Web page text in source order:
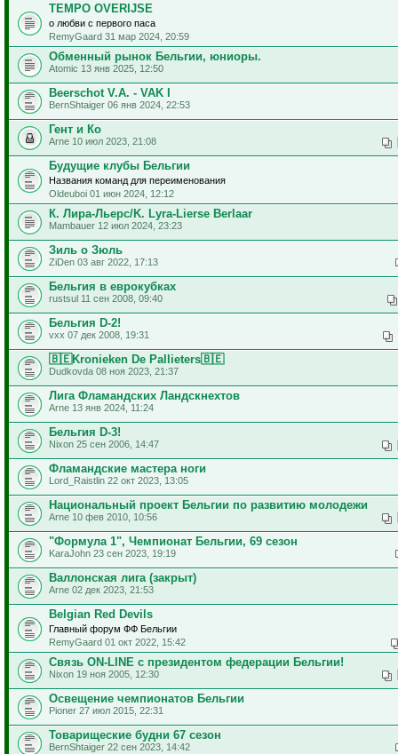
TEMPO OVERIJSE
о любви с первого паса
RemyGaard 31 мар 2024, 20:59
Обменный рынок Бельгии, юниоры.
Atomic 13 янв 2025, 12:50
Beerschot V.A. - VAK I
BernShtaiger 06 янв 2024, 22:53
Гент и Ко
Arne 10 июл 2023, 21:08
Будущие клубы Бельгии
Названия команд для переименования
Oldeuboi 01 июн 2024, 12:12
К. Лира-Льерс/K. Lyra-Lierse Berlaar
Mambauer 12 июл 2024, 23:23
Зиль о Зюль
ZiDen 03 авг 2022, 17:13
Бельгия в еврокубках
rustsul 11 сен 2008, 09:40
Бельгия D-2!
vxx 07 дек 2008, 19:31
🇧🇪Kronieken De Pallieters🇧🇪
Dudkovda 08 ноя 2023, 21:37
Лига Фламандских Ландскнехтов
Arne 13 янв 2024, 11:24
Бельгия D-3!
Nixon 25 сен 2006, 14:47
Фламандские мастера ноги
Lord_Raistlin 22 окт 2023, 13:05
Национальный проект Бельгии по развитию молодежи
Arne 10 фев 2010, 10:56
"Формула 1", Чемпионат Бельгии, 69 сезон
KaraJohn 23 сен 2023, 19:19
Валлонская лига (закрыт)
Arne 02 дек 2023, 21:53
Belgian Red Devils
Главный форум ФФ Бельгии
RemyGaard 01 окт 2022, 15:42
Связь ON-LINE с президентом федерации Бельгии!
Nixon 19 ноя 2005, 12:30
Освещение чемпионатов Бельгии
Pioner 27 июл 2015, 22:31
Товарищеские будни 67 сезон
BernShtaiger 22 сен 2023, 14:42